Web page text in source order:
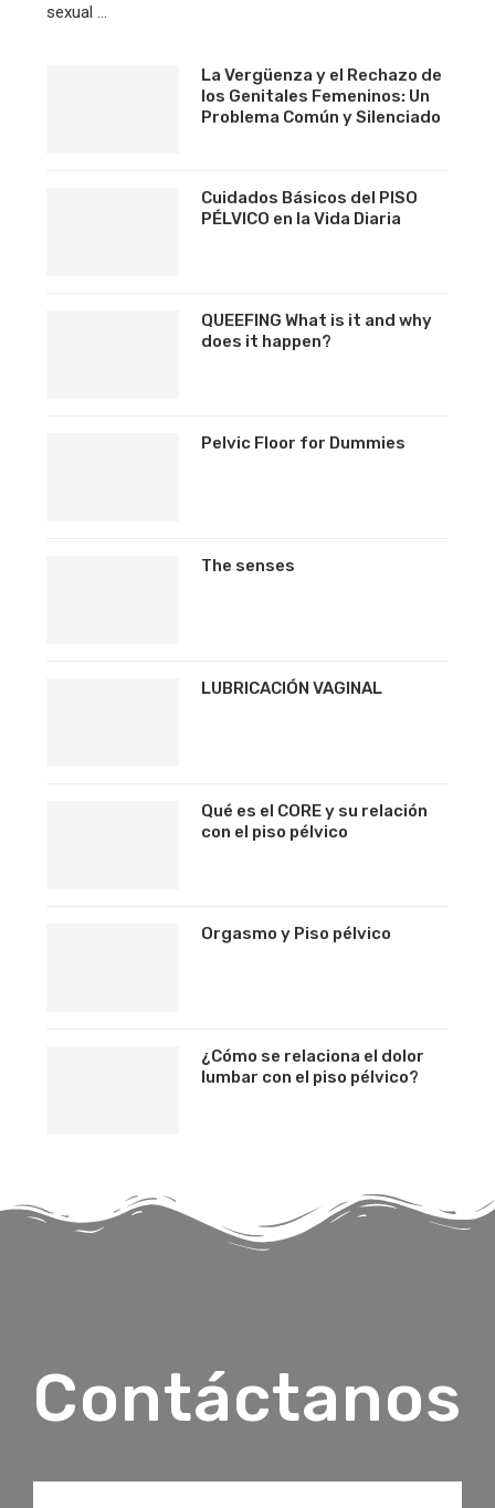
sexual …
La Vergüenza y el Rechazo de
los Genitales Femeninos: Un
Problema Común y Silenciado
Cuidados Básicos del PISO
PÉLVICO en la Vida Diaria
QUEEFING What is it and why
does it happen?
Pelvic Floor for Dummies
The senses
LUBRICACIÓN VAGINAL
Qué es el CORE y su relación
con el piso pélvico
Orgasmo y Piso pélvico
¿Cómo se relaciona el dolor
lumbar con el piso pélvico?
Contáctanos